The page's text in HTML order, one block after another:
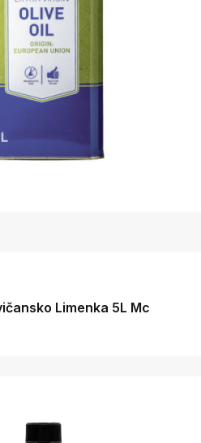
Limenka 5L Mc